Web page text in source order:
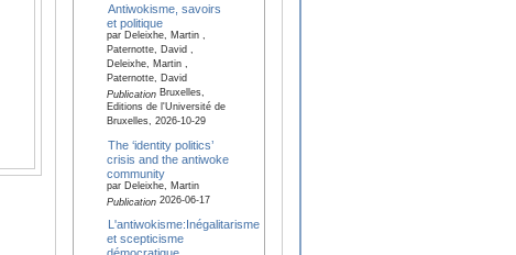
Antiwokisme, savoirs
et politique
par Deleixhe, Martin ,
Paternotte, David ,
Deleixhe, Martin ,
Paternotte, David
PublicationBruxelles,
Editions de l'Université de
Bruxelles, 2026-10-29
The ‘identity politics’
crisis and the antiwoke
community
par Deleixhe, Martin
Publication2026-06-17
L'antiwokisme:Inégalitarisme
et scepticisme
démocratique